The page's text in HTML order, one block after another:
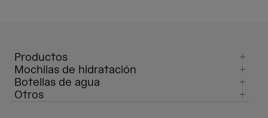
Productos
Mochilas de hidratación
Botellas de agua
Otros